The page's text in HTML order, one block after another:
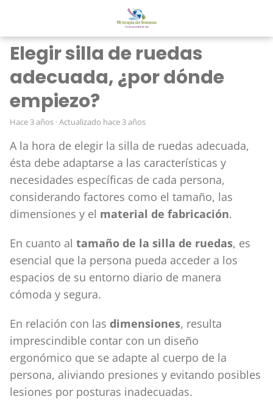
Elegir silla de ruedas
adecuada, ¿por dónde
empiezo?
hace 3 años · Actualizado hace 3 años
A la hora de elegir la silla de ruedas adecuada,
ésta debe adaptarse a las características y
necesidades específicas de cada persona,
considerando factores como el tamaño, las
dimensiones y el material de fabricación.
En cuanto al tamaño de la silla de ruedas, es
esencial que la persona pueda acceder a los
espacios de su entorno diario de manera
cómoda y segura.
En relación con las dimensiones, resulta
imprescindible contar con un diseño
ergonómico que se adapte al cuerpo de la
persona, aliviando presiones y evitando posibles
lesiones por posturas inadecuadas.